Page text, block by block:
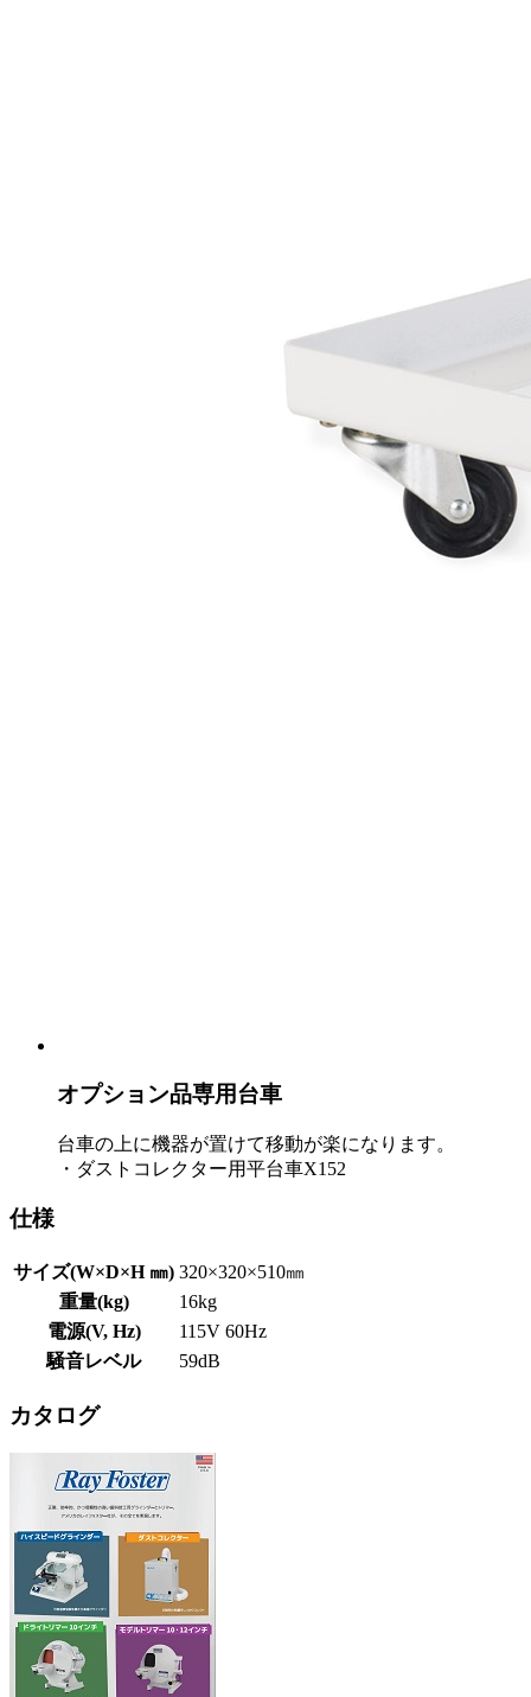
オプション品専用台車
台車の上に機器が置けて移動が楽になります。
・ダストコレクター用平台車X152
仕様
サイズ(W×D×H ㎜) 320×320×510㎜
重量(kg)
16kg
電源(V, Hz)
115V 60Hz
騒音レベル
59dB
カタログ